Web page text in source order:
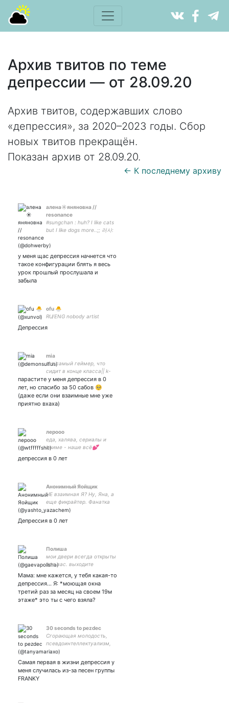
Архив твитов по теме
депрессии — от 28.09.20
Архив твитов, содержавших слово
«депрессия», за 2020–2023 годы. Сбор
новых твитов прекращён.
Показан архив от 28.09.20.
← К последнему архиву
алена☀️яняновна //
resonance
#sungchan : huh? I like cats
but I like dogs more..;; 러사:
🐐🐐 btw hmu asap ty;;
у меня щас депрессия начнется что
такое конфигурации блять я весь
урок прошлый прослушала и
забыла
ofu 🐣
RU/ENG nobody artist
Депрессия
mia
тот самый геймер, что
сидит в конце класса|| k-
pop|| || #взаимно
парастите у меня депрессия в 0
лет, но спасибо за 50 сабов 🥺
(даже если они взаимные мне уже
приятно вхаха)
лерооо
еда, халява, сериалы и
аниме - наше всё💕
депрессия в 0 лет
Анонимный Яойщик
НЕ взаимная Я? Ну, Яна, а
еще фикрайтер. Фанатка
Юри Кацуки Люблю фанту и
жизнь Виктури в сердечке
Депрессия в 0 лет
Полиша
мои двери всегда открыты
для вас. выходите
Мама: мне кажется, у тебя какая-то
депрессия... Я: *моющая окна
третий раз за месяц на своем 19м
этаже* это ты с чего взяла?
30 seconds to pezdec
Сгорающая молодость,
псевдоинтеллектуализм,
вечный декаданс, дождь,
дестракшн, прокуренный
кожан и рок-н-ролл
Самая первая в жизни депрессия у
меня случилась из-за песен группы
FRANKY